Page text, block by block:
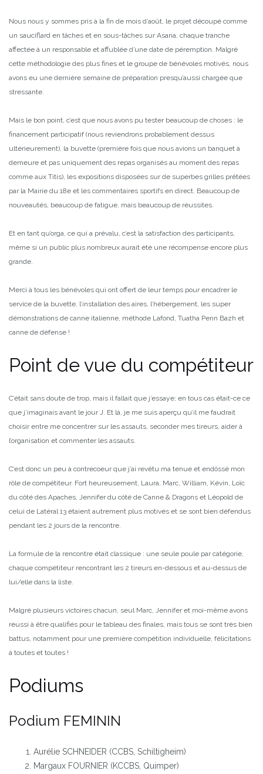
Nous nous y sommes pris à la fin de mois d’août, le projet découpé comme
un sauciflard en tâches et en sous-tâches sur Asana, chaque tranche
affectée à un responsable et affublée d’une date de péremption. Malgré
cette méthodologie des plus fines et le groupe de bénévoles motivés, nous
avons eu une dernière semaine de préparation presqu’aussi chargée que
stressante.
Mais le bon point, c’est que nous avons pu tester beaucoup de choses : le
financement participatif (nous reviendrons probablement dessus
ultérieurement), la buvette (première fois que nous avions un banquet à
demeure et pas uniquement des repas organisés au moment des repas
comme aux Titis), les expositions disposées sur de superbes grilles prêtées
par la Mairie du 18e et les commentaires sportifs en direct. Beaucoup de
nouveautés, beaucoup de fatigue, mais beaucoup de réussites.
Et en tant qu’orga, ce qui a prévalu, c’est la satisfaction des participants,
même si un public plus nombreux aurait été une récompense encore plus
grande.
Merci à tous les bénévoles qui ont offert de leur temps pour encadrer le
service de la buvette, l’installation des aires, l’hébergement, les super
démonstrations de canne italienne, méthode Lafond, Tuatha Penn Bazh et
canne de défense !
Point de vue du compétiteur
C’était sans doute de trop, mais il fallait que j’essaye; en tous cas était-ce ce
que j’imaginais avant le jour J. Et là, je me suis aperçu qu’il me faudrait
choisir entre me concentrer sur les assauts, seconder mes tireurs, aider à
l’organisation et commenter les assauts.
C’est donc un peu à contrecoeur que j’ai revêtu ma tenue et endôssé mon
rôle de compétiteur. Fort heureusement, Laura, Marc, William, Kévin, Loïc
du côté des Apaches, Jennifer du côté de Canne & Dragons et Léopold de
celui de Latéral 13 étaient autrement plus motivés et se sont bien défendus
pendant les 2 jours de la rencontre.
La formule de la rencontre était classique : une seule poule par catégorie,
chaque compétiteur rencontrant les 2 tireurs en-dessous et au-dessus de
lui/elle dans la liste.
Malgré plusieurs victoires chacun, seul Marc, Jennifer et moi-même avons
réussi à être qualifiés pour le tableau des finales, mais tous se sont très bien
battus, notamment pour une première compétition individuelle, félicitations
à toutes et toutes !
Podiums
Podium FEMININ
Aurélie SCHNEIDER (CCBS, Schiltigheim)
Margaux FOURNIER (KCCBS, Quimper)